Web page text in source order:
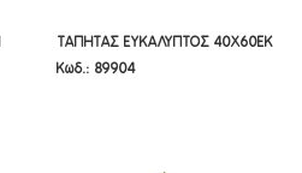
ΤΑΠΗΤΑΣ ΕΥΚΑΛΥΠΤΟΣ 40Χ60ΕΚ
ΠΛΑΣΤΙΚΟΣ
ΤΑΠΗΤΑΣ ΕΥΚΑΛΥΠΤΟΣ 40Χ60ΕΚ
ΠΛΑΣΤΙΚΟΣ
Κωδ.: 89904